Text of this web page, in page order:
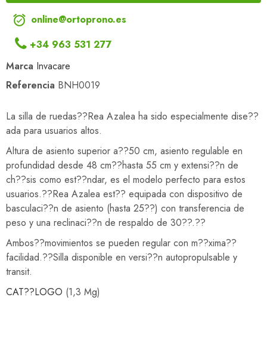
 online@ortoprono.es
+34 963 531 277
Marca Invacare
Referencia BNH0019
La silla de ruedas??Rea Azalea ha sido especialmente dise??
ada para usuarios altos.
Altura de asiento superior a??50 cm, asiento regulable en
profundidad desde 48 cm??hasta 55 cm y extensi??n de
ch??sis como est??ndar, es el modelo perfecto para estos
usuarios.??Rea Azalea est?? equipada con dispositivo de
basculaci??n de asiento (hasta 25??) con transferencia de
peso y una reclinaci??n de respaldo de 30??.??
Ambos??movimientos se pueden regular con m??xima??
facilidad.??Silla disponible en versi??n autopropulsable y
transit.
CAT??LOGO (1,3 Mg)